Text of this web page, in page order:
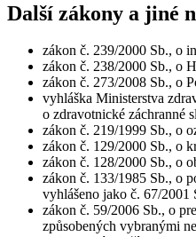
Další zákony a jiné
zákon č. 239/2000 Sb., o
zákon č. 238/2000 Sb., o
zákon č. 273/2008 Sb., o
vyhláška Ministerstva
o zdravotnické záchranné
zákon č. 219/1999 Sb., o
zákon č. 129/2000 Sb., o
zákon č. 128/2000 Sb., o
zákon č. 133/1985 Sb., o
vyhlášeno jako č. 67/2001
zákon č. 59/2006 Sb., o
způsobených vybranými